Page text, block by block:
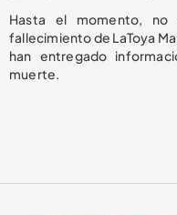
Hasta el momento, no
fallecimiento de LaToya
han entregado
muerte.